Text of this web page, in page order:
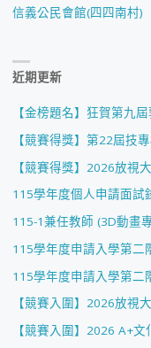
信義公民會館(四四南村)
近期更新
【金榜題名】狂賀第九
【競賽得獎】第22屆技
【競賽得獎】2026放視
115學年度個人申請面試
115-1兼任教師 (3D動畫
115學年度申請入學第二
115學年度申請入學第二
【競賽入圍】2026放視
【競賽入圍】2026 A+